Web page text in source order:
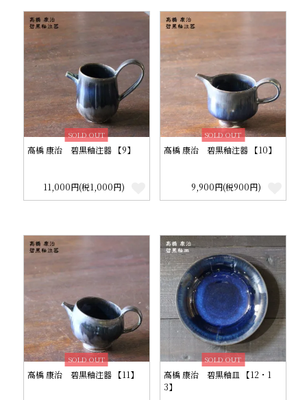
SOLD OUT
高橋 康治 碧黒釉注器 【9】
11,000円(税1,000円)
SOLD OUT
高橋 康治 碧黒釉注器 【10】
9,900円(税900円)
SOLD OUT
高橋 康治 碧黒釉注器 【11】
SOLD OUT
高橋 康治 碧黒釉皿 【12・1
3】